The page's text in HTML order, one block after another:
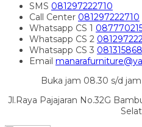
SMS 081297222710
Call Center 081297222710
Whatsapp CS 1
Whatsapp CS 2
Whatsapp CS 3
Email
Buka jam 08.30 s/d
Jl.Raya Pajajaran No.32G